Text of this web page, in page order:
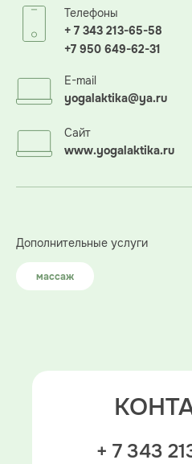
Телефоны
+ 7 343 213-65-58
+7 950 649-62-31
E-mail
yogalaktika@ya.ru
Сайт
www.yogalaktika.ru
Дополнительные услуги
массаж
+ 7 343